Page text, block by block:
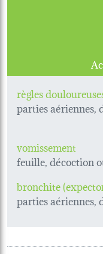
règles
parties aériennes,
vomissement
feuille, décoction
bronchite
parties aériennes,